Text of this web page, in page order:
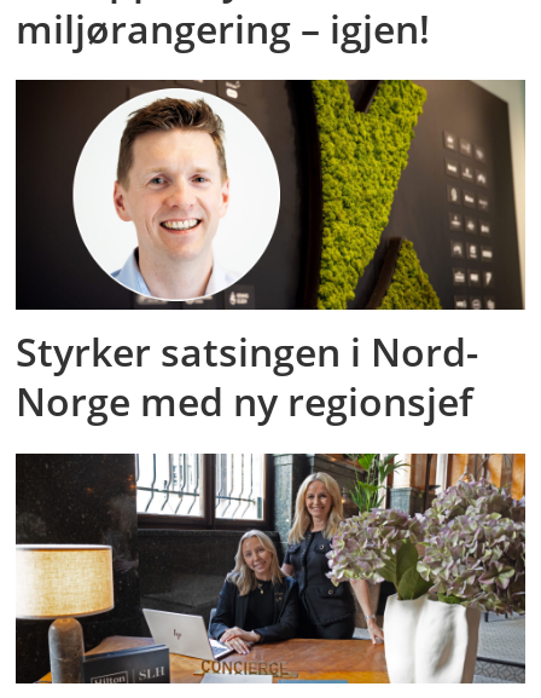
miljørangering – igjen!
Styrker satsingen i Nord-
Norge med ny regionsjef